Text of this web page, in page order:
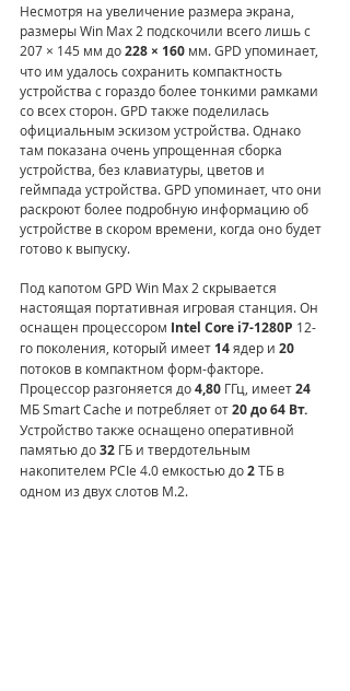
Несмотря на увеличение размера экрана,
размеры Win Max 2 подскочили всего лишь с
207 × 145 мм до 228 × 160 мм. GPD упоминает,
что им удалось сохранить компактность
устройства с гораздо более тонкими рамками
со всех сторон. GPD также поделилась
официальным эскизом устройства. Однако
там показана очень упрощенная сборка
устройства, без клавиатуры, цветов и
геймпада устройства. GPD упоминает, что они
раскроют более подробную информацию об
устройстве в скором времени, когда оно будет
готово к выпуску.
Под капотом GPD Win Max 2 скрывается
настоящая портативная игровая станция. Он
оснащен процессором Intel Core i7-1280P 12-
го поколения, который имеет 14 ядер и 20
потоков в компактном форм-факторе.
Процессор разгоняется до 4,80 ГГц, имеет 24
МБ Smart Cache и потребляет от 20 до 64 Вт.
Устройство также оснащено оперативной
памятью до 32 ГБ и твердотельным
накопителем PCIe 4.0 емкостью до 2 ТБ в
одном из двух слотов M.2.